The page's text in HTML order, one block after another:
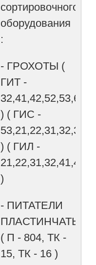
сортировочного
оборудования
:
- ГРОХОТЫ (
ГИТ -
32,41,42,52,53,62
) ( ГИС -
) ( ГИЛ -
)
- ПИТАТЕЛИ
ПЛАСТИНЧАТЫЕ
( П - 804, ТК -
15, ТК - 16 )